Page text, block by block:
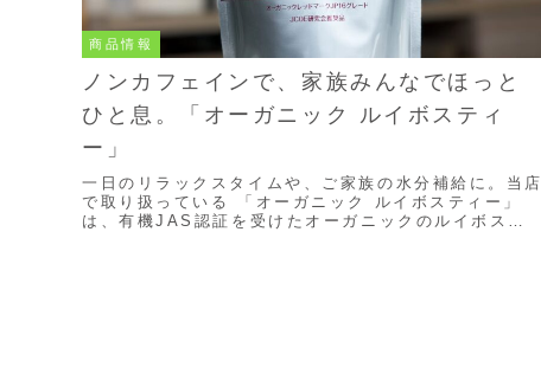
商品情報
ノンカフェインで、家族みんなでほっと
ひと息。「オーガニック ルイボスティ
ー」
一日のリラックスタイムや、ご家族の水分補給に。当店
で取り扱っている 「オーガニック ルイボスティー」
は、有機JAS認証を受けたオーガニックのルイボスを